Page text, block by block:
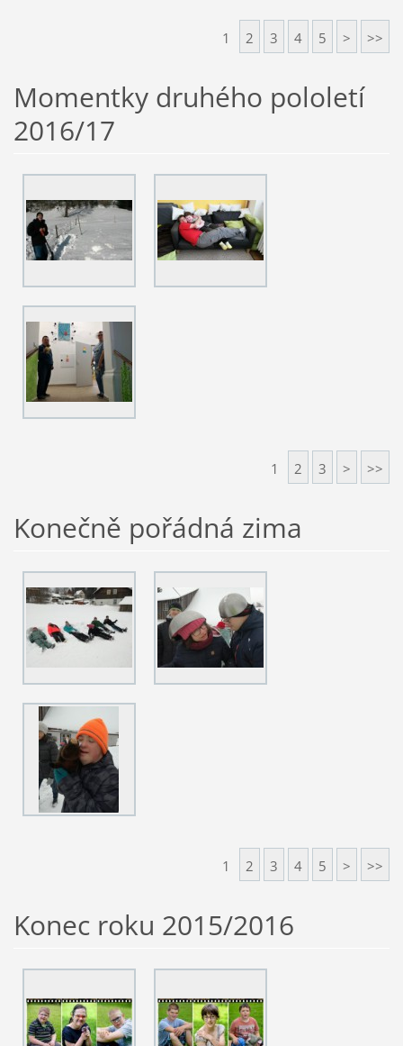
1 2 3 4 5 > >>
Momentky druhého pololetí
2016/17
1 2 3 > >>
Konečně pořádná zima
1 2 3 4 5 > >>
Konec roku 2015/2016